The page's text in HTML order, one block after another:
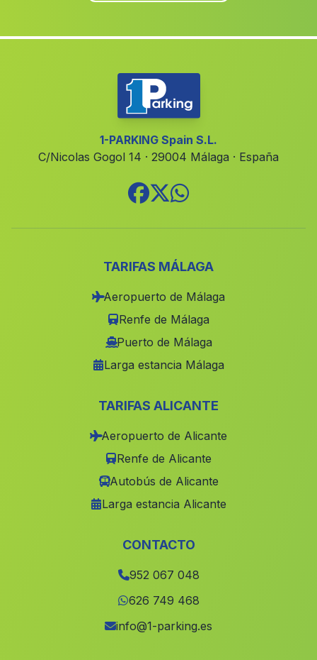
Villanueva del Rosario (Malaga)
(Malaga)
(Malaga)
Caserio Patronato (Malaga)
(Malaga)
Caserio La Harinosa(Malaga)
(Malaga)
Cortijo de Mazarra(Malaga)
Cortijos de la Bermeja(Malaga)
Casa de San Bartolome (Malaga)
Los Encalmados(Malaga)
Caserio de Lobrosan(Malaga)
(Malaga)
Caserio Castillo Bajo(Malaga)
Caserio El Donadio (Malaga)
1-PARKING Spain S.L.
C/Nicolas Gogol 14 · 29004 Málaga · España
TARIFAS MÁLAGA
Aeropuerto de Málaga
Renfe de Málaga
Puerto de Málaga
Larga estancia Málaga
TARIFAS ALICANTE
Aeropuerto de Alicante
Renfe de Alicante
Autobús de Alicante
Larga estancia Alicante
CONTACTO
952 067 048
626 749 468
info@1-parking.es